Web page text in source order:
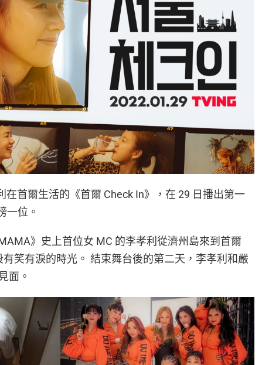
在首爾生活的《首爾 Check In》，在 29 日播出第一
一位。
》史上首位女 MC 的李孝利從濟州島來到首爾
笑有淚的時光。 結束舞台後的第二天，李孝利和嚴
面。